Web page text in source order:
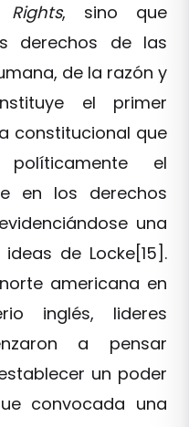
, sino que
derechos de las
de la razón y
el primer
constitucional que
el
en los derechos
una
de Locke[15].
americana en
inglés, lideres
a pensar
un poder
convocada una